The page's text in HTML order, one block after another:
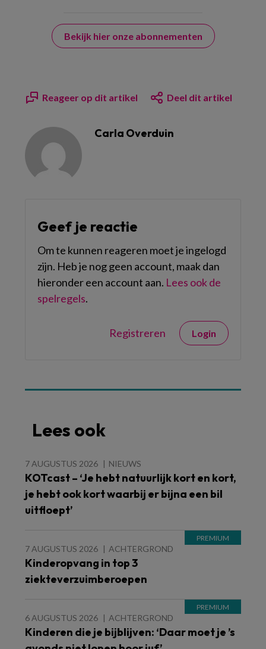
Bekijk hier onze abonnementen
Reageer op dit artikel Deel dit artikel
Carla Overduin
Geef je reactie
Om te kunnen reageren moet je ingelogd
zijn. Heb je nog geen account, maak dan
hieronder een account aan. Lees ook de
spelregels.
Registreren Login
Lees ook
7 AUGUSTUS 2026 NIEUWS
KOTcast – ‘Je hebt natuurlijk kort en kort,
je hebt ook kort waarbij er bijna een bil
uitfloept’
7 AUGUSTUS 2026 ACHTERGROND
Kinderopvang in top 3
ziekteverzuimberoepen
6 AUGUSTUS 2026 ACHTERGROND
Kinderen die je bijblijven: ‘Daar moet je ’s